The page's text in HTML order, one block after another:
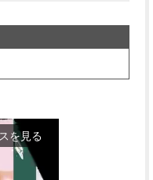
を見る